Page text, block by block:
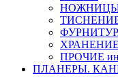
НОЖНИЦЫ
ПРОЧИЕ
ПЛАНЕРЫ.